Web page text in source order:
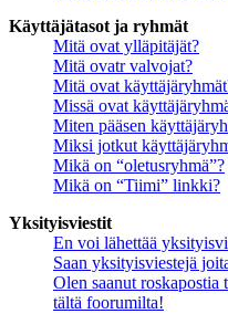
Käyttäjätasot ja ryhmät
Mitä ovat ylläpitäjät?
Mitä ovatr valvojat?
Mitä ovat
Missä ovat
Miten pääsen
Miksi jotkut
Mikä on “oletusryhmä”?
Mikä on “Tiimi” linkki?
Yksityisviestit
En voi lähettää
Saan yksityisviestejä
Olen saanut roskapostia
tältä foorumilta!